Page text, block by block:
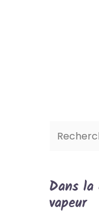
Dans
vapeur